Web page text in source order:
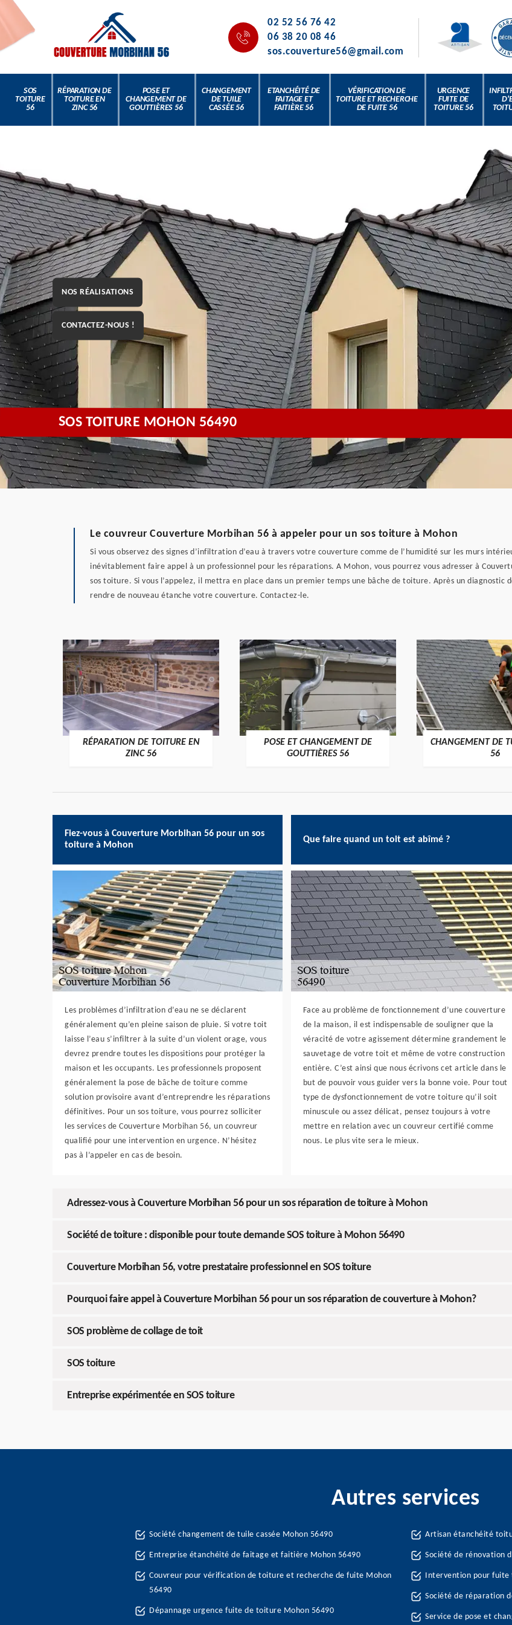
02 52 56 76 42
06 38 20 08 46
sos.couverture56@gmail.com
SOS
TOITURE
56
RÉPARATION DE
TOITURE EN
ZINC 56
POSE ET
CHANGEMENT DE
GOUTTIÈRES 56
CHANGEMENT
DE TUILE
CASSÉE 56
ETANCHÉITÉ DE
FAITAGE ET
FAITIÈRE 56
VÉRIFICATION DE
TOITURE ET RECHERCHE
DE FUITE 56
URGENCE
FUITE DE
TOITURE 56
NOS RÉALISATIONS
CONTACTEZ-NOUS !
SOS TOITURE MOHON 56490
Le couvreur Couverture Morbihan 56 à appeler pour un sos toiture à Mohon
Si vous observez des signes d’infiltration d’eau à travers votre couverture comme de l’humidité sur les murs
inévitablement faire appel à un professionnel pour les réparations. A Mohon, vous pourrez vous adresser à
sos toiture. Si vous l’appelez, il mettra en place dans un premier temps une bâche de toiture. Après un
rendre de nouveau étanche votre couverture. Contactez-le.
>
RÉPARATION DE TOITURE EN
ZINC 56
>
POSE ET CHANGEMENT DE
GOUTTIÈRES 56
>
CHANGEMENT DE
56
Fiez-vous à Couverture Morbihan 56 pour un sos
toiture à Mohon
Les problèmes d’infiltration d’eau ne se déclarent
généralement qu’en pleine saison de pluie. Si votre toit
laisse l’eau s’infiltrer à la suite d’un violent orage, vous
devrez prendre toutes les dispositions pour protéger la
maison et les occupants. Les professionnels proposent
généralement la pose de bâche de toiture comme
solution provisoire avant d’entreprendre les réparations
définitives. Pour un sos toiture, vous pourrez solliciter
les services de Couverture Morbihan 56, un couvreur
qualifié pour une intervention en urgence. N’hésitez
pas à l’appeler en cas de besoin.
Que faire quand un toit est abîmé ?
Face au problème de fonctionnement d’une couverture
de la maison, il est indispensable de souligner que la
véracité de votre agissement détermine grandement le
sauvetage de votre toit et même de votre construction
entière. C’est ainsi que nous écrivons cet article dans le
but de pouvoir vous guider vers la bonne voie. Pour tout
type de dysfonctionnement de votre toiture qu’il soit
minuscule ou assez délicat, pensez toujours à votre
mettre en relation avec un couvreur certifié comme
nous. Le plus vite sera le mieux.
Adressez-vous à Couverture Morbihan 56 pour un sos réparation de toiture à Mohon
Société de toiture : disponible pour toute demande SOS toiture à Mohon 56490
Couverture Morbihan 56, votre prestataire professionnel en SOS toiture
Pourquoi faire appel à Couverture Morbihan 56 pour un sos réparation de couverture à Mohon?
SOS problème de collage de toit
SOS toiture
Entreprise expérimentée en SOS toiture
Autres services
Société changement de tuile cassée Mohon 56490
Entreprise étanchéité de faitage et faitière Mohon 56490
Couvreur pour vérification de toiture et recherche de fuite Mohon
56490
Dépannage urgence fuite de toiture Mohon 56490
Artisan étanchéité
Société de rénovation
Intervention pour fuite
Société de réparation
Service de pose et